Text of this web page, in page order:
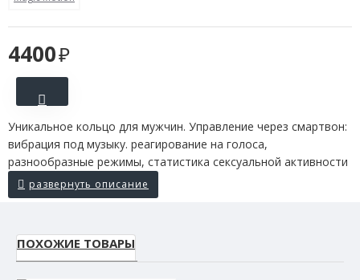
4400
Уникальное кольцо для мужчин. Управление через смартвон:
вибрация под музыку. реагирование на голоса,
разнообразные режимы, статистика сексуальной активности
ПОХОЖИЕ ТОВАРЫ